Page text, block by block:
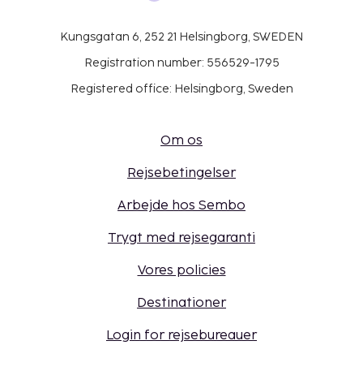
Kungsgatan 6, 252 21 Helsingborg, SWEDEN
Registration number: 556529-1795
Registered office: Helsingborg, Sweden
Om os
Rejsebetingelser
Arbejde hos Sembo
Trygt med rejsegaranti
Vores policies
Destinationer
Login for rejsebureauer